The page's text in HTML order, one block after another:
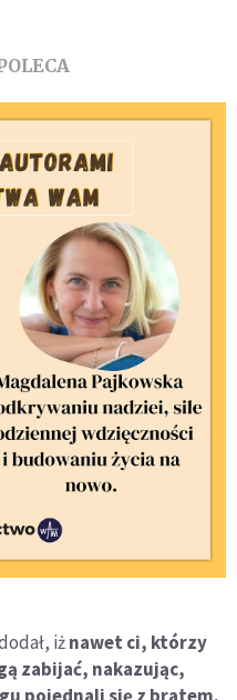
iżnawet ci, którzy
zabijać, nakazując,